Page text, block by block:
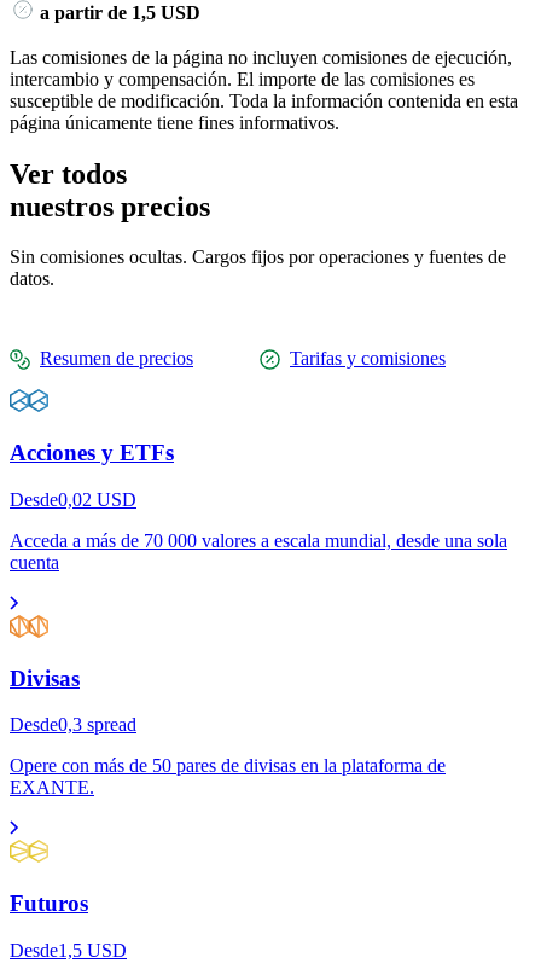
a partir de 1,5 USD
Las comisiones de la página no incluyen comisiones de ejecución,
intercambio y compensación. El importe de las comisiones es
susceptible de modificación. Toda la información contenida en esta
página únicamente tiene fines informativos.
Ver todos
nuestros precios
Sin comisiones ocultas. Cargos fijos por operaciones y fuentes de
datos.
Resumen de precios Tarifas y comisiones
Acciones y ETFs
Desde0,02 USD
Acceda a más de 70 000 valores a escala mundial, desde una sola
cuenta
Divisas
Desde0,3 spread
Opere con más de 50 pares de divisas en la plataforma de
EXANTE.
Futuros
Desde1,5 USD